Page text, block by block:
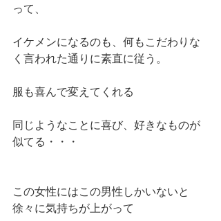
って、
イケメンになるのも、何もこだわりな
く言われた通りに素直に従う。
服も喜んで変えてくれる
同じようなことに喜び、好きなものが
似てる・・・
この女性にはこの男性しかいないと
徐々に気持ちが上がって